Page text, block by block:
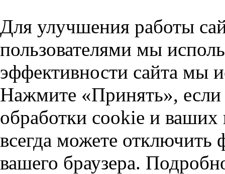
Для улучшения работы
пользователями мы
эффективности сайта мы
Нажмите «Принять», если
обработки cookie и
всегда можете отключить
вашего браузера.